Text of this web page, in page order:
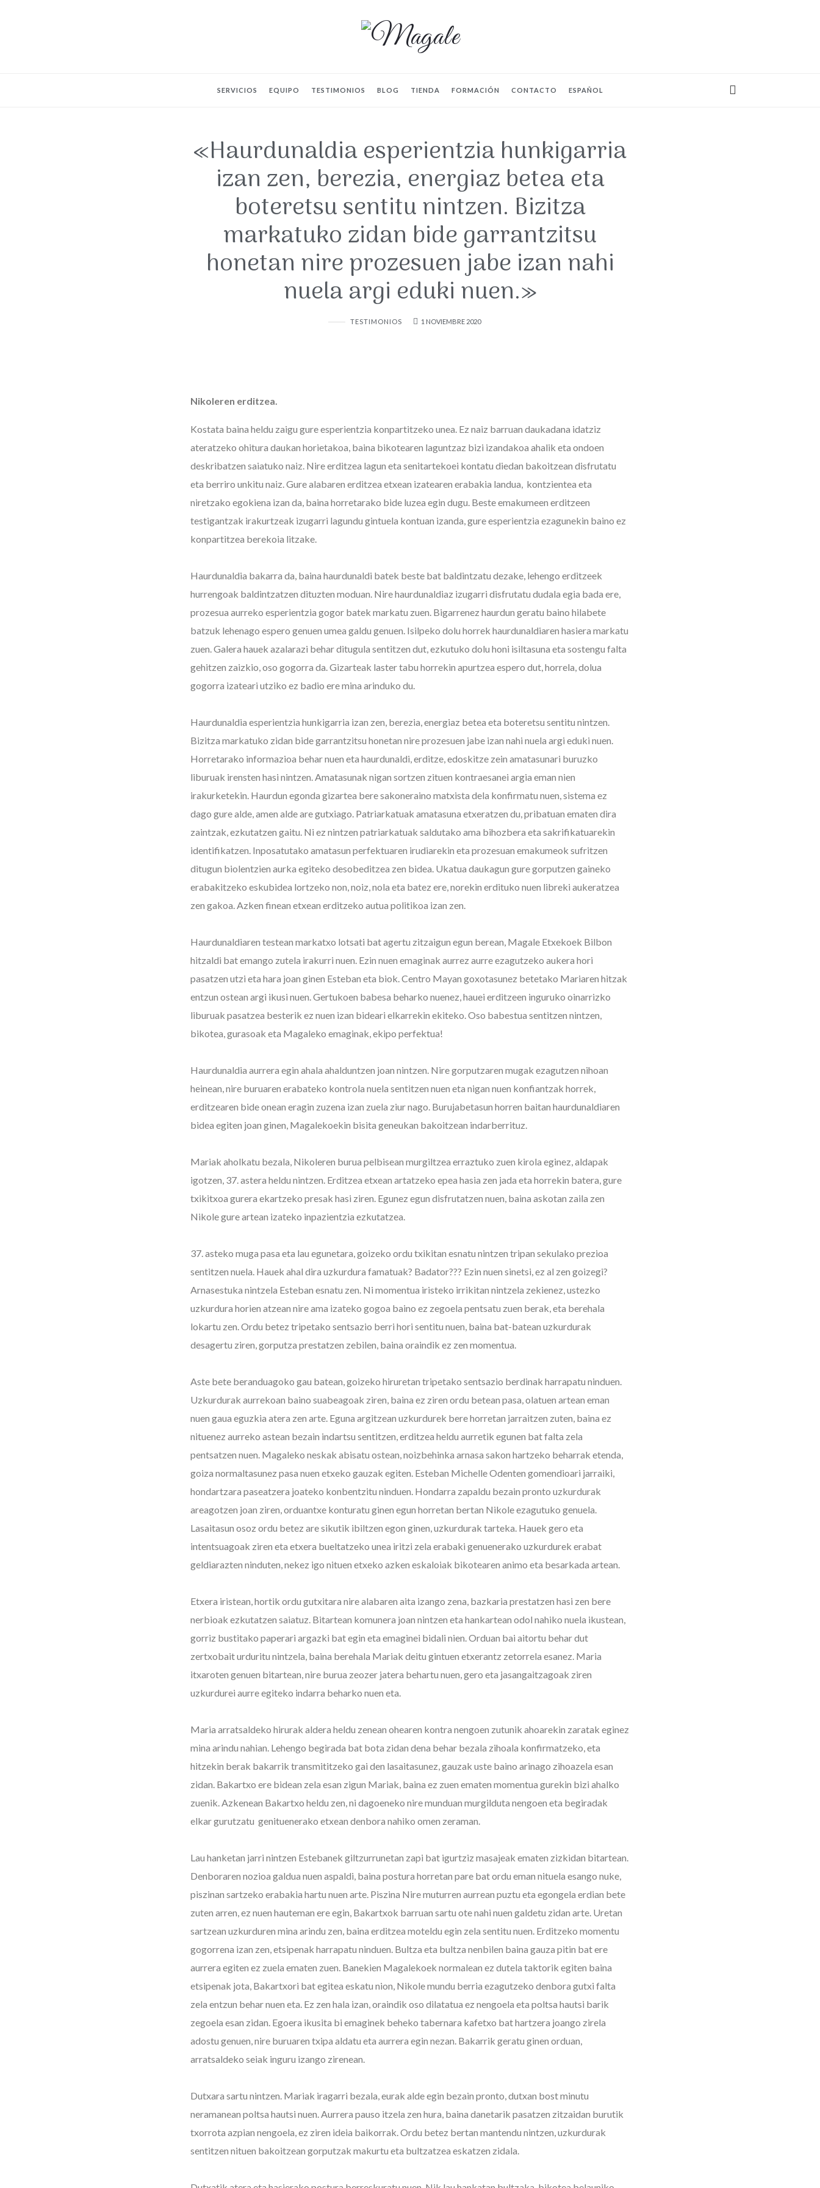
SERVICIOS EQUIPO TESTIMONIOS BLOG TIENDA FORMACIÓN CONTACTO ESPAÑOL
«Haurdunaldia esperientzia hunkigarria
izan zen, berezia, energiaz betea eta
boteretsu sentitu nintzen. Bizitza
markatuko zidan bide garrantzitsu
honetan nire prozesuen jabe izan nahi
nuela argi eduki nuen.»
TESTIMONIOS 1 NOVIEMBRE 2020
Nikoleren erditzea.
Kostata baina heldu zaigu gure esperientzia konpartitzeko unea. Ez naiz barruan daukadana idatziz
ateratzeko ohitura daukan horietakoa, baina bikotearen laguntzaz bizi izandakoa ahalik eta ondoen
deskribatzen saiatuko naiz. Nire erditzea lagun eta senitartekoei kontatu diedan bakoitzean disfrutatu
eta berriro unkitu naiz. Gure alabaren erditzea etxean izatearen erabakia landua, kontzientea eta
niretzako egokiena izan da, baina horretarako bide luzea egin dugu. Beste emakumeen erditzeen
testigantzak irakurtzeak izugarri lagundu gintuela kontuan izanda, gure esperientzia ezagunekin baino ez
konpartitzea berekoia litzake.
Haurdunaldia bakarra da, baina haurdunaldi batek beste bat baldintzatu dezake, lehengo erditzeek
hurrengoak baldintzatzen dituzten moduan. Nire haurdunaldiaz izugarri disfrutatu dudala egia bada ere,
prozesua aurreko esperientzia gogor batek markatu zuen. Bigarrenez haurdun geratu baino hilabete
batzuk lehenago espero genuen umea galdu genuen. Isilpeko dolu horrek haurdunaldiaren hasiera markatu
zuen. Galera hauek azalarazi behar ditugula sentitzen dut, ezkutuko dolu honi isiltasuna eta sostengu falta
gehitzen zaizkio, oso gogorra da. Gizarteak laster tabu horrekin apurtzea espero dut, horrela, dolua
gogorra izateari utziko ez badio ere mina arinduko du.
Haurdunaldia esperientzia hunkigarria izan zen, berezia, energiaz betea eta boteretsu sentitu nintzen.
Bizitza markatuko zidan bide garrantzitsu honetan nire prozesuen jabe izan nahi nuela argi eduki nuen.
Horretarako informazioa behar nuen eta haurdunaldi, erditze, edoskitze zein amatasunari buruzko
liburuak irensten hasi nintzen. Amatasunak nigan sortzen zituen kontraesanei argia eman nien
irakurketekin. Haurdun egonda gizartea bere sakoneraino matxista dela konfirmatu nuen, sistema ez
dago gure alde, amen alde are gutxiago. Patriarkatuak amatasuna etxeratzen du, pribatuan ematen dira
zaintzak, ezkutatzen gaitu. Ni ez nintzen patriarkatuak saldutako ama bihozbera eta sakrifikatuarekin
identifikatzen. Inposatutako amatasun perfektuaren irudiarekin eta prozesuan emakumeok sufritzen
ditugun biolentzien aurka egiteko desobeditzea zen bidea. Ukatua daukagun gure gorputzen gaineko
erabakitzeko eskubidea lortzeko non, noiz, nola eta batez ere, norekin erdituko nuen libreki aukeratzea
zen gakoa. Azken finean etxean erditzeko autua politikoa izan zen.
Haurdunaldiaren testean markatxo lotsati bat agertu zitzaigun egun berean, Magale Etxekoek Bilbon
hitzaldi bat emango zutela irakurri nuen. Ezin nuen emaginak aurrez aurre ezagutzeko aukera hori
pasatzen utzi eta hara joan ginen Esteban eta biok. Centro Mayan goxotasunez betetako Mariaren hitzak
entzun ostean argi ikusi nuen. Gertukoen babesa beharko nuenez, hauei erditzeen inguruko oinarrizko
liburuak pasatzea besterik ez nuen izan bideari elkarrekin ekiteko. Oso babestua sentitzen nintzen,
bikotea, gurasoak eta Magaleko emaginak, ekipo perfektua!
Haurdunaldia aurrera egin ahala ahalduntzen joan nintzen. Nire gorputzaren mugak ezagutzen nihoan
heinean, nire buruaren erabateko kontrola nuela sentitzen nuen eta nigan nuen konfiantzak horrek,
erditzearen bide onean eragin zuzena izan zuela ziur nago. Burujabetasun horren baitan haurdunaldiaren
bidea egiten joan ginen, Magalekoekin bisita geneukan bakoitzean indarberrituz.
Mariak aholkatu bezala, Nikoleren burua pelbisean murgiltzea erraztuko zuen kirola eginez, aldapak
igotzen, 37. astera heldu nintzen. Erditzea etxean artatzeko epea hasia zen jada eta horrekin batera, gure
txikitxoa gurera ekartzeko presak hasi ziren. Egunez egun disfrutatzen nuen, baina askotan zaila zen
Nikole gure artean izateko inpazientzia ezkutatzea.
37. asteko muga pasa eta lau egunetara, goizeko ordu txikitan esnatu nintzen tripan sekulako prezioa
sentitzen nuela. Hauek ahal dira uzkurdura famatuak? Badator??? Ezin nuen sinetsi, ez al zen goizegi?
Arnasestuka nintzela Esteban esnatu zen. Ni momentua iristeko irrikitan nintzela zekienez, ustezko
uzkurdura horien atzean nire ama izateko gogoa baino ez zegoela pentsatu zuen berak, eta berehala
lokartu zen. Ordu betez tripetako sentsazio berri hori sentitu nuen, baina bat-batean uzkurdurak
desagertu ziren, gorputza prestatzen zebilen, baina oraindik ez zen momentua.
Aste bete beranduagoko gau batean, goizeko hiruretan tripetako sentsazio berdinak harrapatu ninduen.
Uzkurdurak aurrekoan baino suabeagoak ziren, baina ez ziren ordu betean pasa, olatuen artean eman
nuen gaua eguzkia atera zen arte. Eguna argitzean uzkurdurek bere horretan jarraitzen zuten, baina ez
nituenez aurreko astean bezain indartsu sentitzen, erditzea heldu aurretik egunen bat falta zela
pentsatzen nuen. Magaleko neskak abisatu ostean, noizbehinka arnasa sakon hartzeko beharrak etenda,
goiza normaltasunez pasa nuen etxeko gauzak egiten. Esteban Michelle Odenten gomendioari jarraiki,
hondartzara paseatzera joateko konbentzitu ninduen. Hondarra zapaldu bezain pronto uzkurdurak
areagotzen joan ziren, orduantxe konturatu ginen egun horretan bertan Nikole ezagutuko genuela.
Lasaitasun osoz ordu betez are sikutik ibiltzen egon ginen, uzkurdurak tarteka. Hauek gero eta
intentsuagoak ziren eta etxera bueltatzeko unea iritzi zela erabaki genuenerako uzkurdurek erabat
geldiarazten ninduten, nekez igo nituen etxeko azken eskaloiak bikotearen animo eta besarkada artean.
Etxera iristean, hortik ordu gutxitara nire alabaren aita izango zena, bazkaria prestatzen hasi zen bere
nerbioak ezkutatzen saiatuz. Bitartean komunera joan nintzen eta hankartean odol nahiko nuela ikustean,
gorriz bustitako paperari argazki bat egin eta emaginei bidali nien. Orduan bai aitortu behar dut
zertxobait urduritu nintzela, baina berehala Mariak deitu gintuen etxerantz zetorrela esanez. Maria
itxaroten genuen bitartean, nire burua zeozer jatera behartu nuen, gero eta jasangaitzagoak ziren
uzkurdurei aurre egiteko indarra beharko nuen eta.
Maria arratsaldeko hirurak aldera heldu zenean ohearen kontra nengoen zutunik ahoarekin zaratak eginez
mina arindu nahian. Lehengo begirada bat bota zidan dena behar bezala zihoala konfirmatzeko, eta
hitzekin berak bakarrik transmititzeko gai den lasaitasunez, gauzak uste baino arinago zihoazela esan
zidan. Bakartxo ere bidean zela esan zigun Mariak, baina ez zuen ematen momentua gurekin bizi ahalko
zuenik. Azkenean Bakartxo heldu zen, ni dagoeneko nire munduan murgilduta nengoen eta begiradak
elkar gurutzatu genituenerako etxean denbora nahiko omen zeraman.
Lau hanketan jarri nintzen Estebanek giltzurrunetan zapi bat igurtziz masajeak ematen zizkidan bitartean.
Denboraren nozioa galdua nuen aspaldi, baina postura horretan pare bat ordu eman nituela esango nuke,
piszinan sartzeko erabakia hartu nuen arte. Piszina Nire muturren aurrean puztu eta egongela erdian bete
zuten arren, ez nuen hauteman ere egin, Bakartxok barruan sartu ote nahi nuen galdetu zidan arte. Uretan
sartzean uzkurduren mina arindu zen, baina erditzea moteldu egin zela sentitu nuen. Erditzeko momentu
gogorrena izan zen, etsipenak harrapatu ninduen. Bultza eta bultza nenbilen baina gauza pitin bat ere
aurrera egiten ez zuela ematen zuen. Banekien Magalekoek normalean ez dutela taktorik egiten baina
etsipenak jota, Bakartxori bat egitea eskatu nion, Nikole mundu berria ezagutzeko denbora gutxi falta
zela entzun behar nuen eta. Ez zen hala izan, oraindik oso dilatatua ez nengoela eta poltsa hautsi barik
zegoela esan zidan. Egoera ikusita bi emaginek beheko tabernara kafetxo bat hartzera joango zirela
adostu genuen, nire buruaren txipa aldatu eta aurrera egin nezan. Bakarrik geratu ginen orduan,
arratsaldeko seiak inguru izango zirenean.
Dutxara sartu nintzen. Mariak iragarri bezala, eurak alde egin bezain pronto, dutxan bost minutu
neramanean poltsa hautsi nuen. Aurrera pauso itzela zen hura, baina danetarik pasatzen zitzaidan burutik
txorrota azpian nengoela, ez ziren ideia baikorrak. Ordu betez bertan mantendu nintzen, uzkurdurak
sentitzen nituen bakoitzean gorputzak makurtu eta bultzatzea eskatzen zidala.